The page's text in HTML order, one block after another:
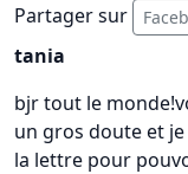
Partager sur
tania
bjr tout le
un gros doute et
la lettre pour